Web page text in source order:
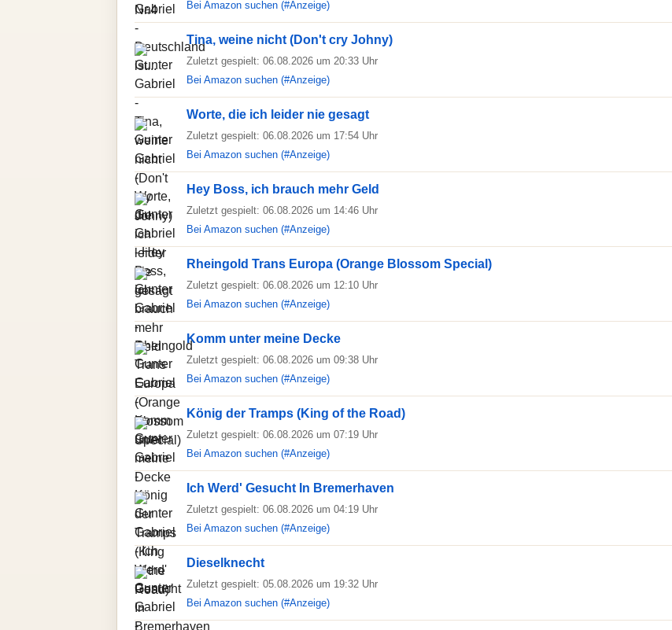
Bei Amazon suchen (#Anzeige)
Tina, weine nicht (Don't cry Johny)
Zuletzt gespielt: 06.08.2026 um 20:33 Uhr
Bei Amazon suchen (#Anzeige)
Worte, die ich leider nie gesagt
Zuletzt gespielt: 06.08.2026 um 17:54 Uhr
Bei Amazon suchen (#Anzeige)
Hey Boss, ich brauch mehr Geld
Zuletzt gespielt: 06.08.2026 um 14:46 Uhr
Bei Amazon suchen (#Anzeige)
Rheingold Trans Europa (Orange Blossom Special)
Zuletzt gespielt: 06.08.2026 um 12:10 Uhr
Bei Amazon suchen (#Anzeige)
Komm unter meine Decke
Zuletzt gespielt: 06.08.2026 um 09:38 Uhr
Bei Amazon suchen (#Anzeige)
König der Tramps (King of the Road)
Zuletzt gespielt: 06.08.2026 um 07:19 Uhr
Bei Amazon suchen (#Anzeige)
Ich Werd' Gesucht In Bremerhaven
Zuletzt gespielt: 06.08.2026 um 04:19 Uhr
Bei Amazon suchen (#Anzeige)
Dieselknecht
Zuletzt gespielt: 05.08.2026 um 19:32 Uhr
Bei Amazon suchen (#Anzeige)